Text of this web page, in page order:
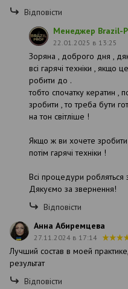
Відповісти
Менеджер Brazil-
22.01.2025 в 13:25
Зоряна , доброго дня ,
всі гарячі техніки , якщо
робити до .
тобто спочатку кератин ,
зробити , то треба бути
на тон світліше !
Якщо ж ви хочете зробити
потім гарячі техніки !
Всі процедури робляться
Дякуємо за звернення!
Відповісти
Анна Абиремцева
27.11.2024 в 17:14
Лучший состав в моей
результат
Відповісти